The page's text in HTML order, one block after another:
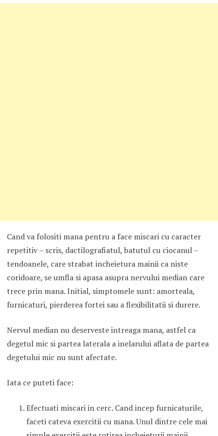
Cand va folositi mana pentru a face miscari cu caracter
repetitiv – scris, dactilografiatul, batutul cu ciocanul –
tendoanele, care strabat incheietura mainii ca niste
coridoare, se umfla si apasa asupra nervului median care
trece prin mana. Initial, simptomele sunt: amorteala,
furnicaturi, pierderea fortei sau a flexibilitatii si durere.
Nervul median nu deserveste intreaga mana, astfel ca
degetul mic si partea laterala a inelarului aflata de partea
degetului mic nu sunt afectate.
Iata ce puteti face:
Efectuati miscari in cerc. Cand incep furnicaturile,
faceti cateva exercitii cu mana. Unul dintre cele mai